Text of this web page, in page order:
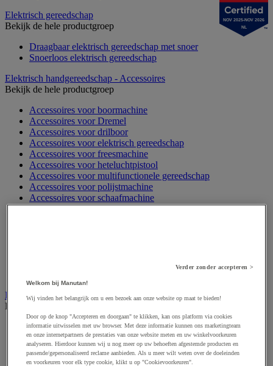
Elektrisch gereedschap
Bekijk de hele productgroep
Draagbaar elektrisch gereedschap met snoer
Snoerloos elektrisch gereedschap
Elektrisch handgereedschap - Accessoires
Bekijk de hele productgroep
Accessoires voor boormachine
Accessoires voor Dremel
Accessoires voor drilboor
Accessoires voor elektrisch gereedschap
Accessoires voor freesmachine
Accessoires voor heteluchtpistool
Accessoires voor multifunctionele gereedschap
Accessoires voor polijstmachine
Accessoires voor schaafmachine
Accessoires voor schroevendraaier
Elektrische toebehoren en verlichting
Bekijk de hele productgroep
Accessoires voor elektrisch schakelpaneel
Batterij, oplader en kabel
Elektrische kabel
Elektrische uitrusting
NOV 2025-NOV 2026
NL
Verder zonder accepteren >
Welkom bij Manutan!
Wij vinden het belangrijk om u een bezoek aan onze website op maat te bieden!
Door op de knop "Accepteren en doorgaan" te klikken, kan ons platform via cookies
informatie uitwisselen met uw browser. Met deze informatie kunnen ons marketingteam
en onze internetpartners de prestaties van onze website meten en uw winkelvoorkeuren
analyseren. Hierdoor kunnen wij u nog meer op uw behoeften afgestemde producten en
passende/gepersonaliseerd reclame aanbieden. Als u meer wilt weten over de doeleinden
en voorkeuren voor elk type cookie, klikt u op "Cookievoorkeuren".